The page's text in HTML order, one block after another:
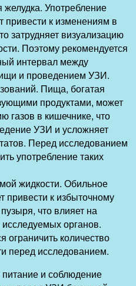
Употребление
к изменениям в
затрудняет визуализацию
Поэтому рекомендуется
интервал между
и проведением УЗИ.
Пища, богатая
продуктами, может
газов в кишечнике, что
УЗИ и усложняет
Перед исследованием
употребление таких
жидкости. Обильное
привести к избыточному
что влияет на
органов.
ограничить количество
перед исследованием.
и соблюдение